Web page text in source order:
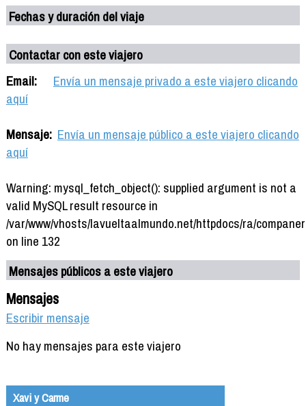
Fechas y duración del viaje
Contactar con este viajero
Email:
Envía un mensaje privado a este viajero clicando
aquí
Mensaje: Envía un mensaje público a este viajero clicando
aquí
Warning: mysql_fetch_object(): supplied argument is not a
valid MySQL result resource in
/var/www/vhosts/lavueltaalmundo.net/httpdocs/ra/
on line 132
Mensajes públicos a este viajero
Mensajes
Escribir mensaje
No hay mensajes para este viajero
Xavi y Carme